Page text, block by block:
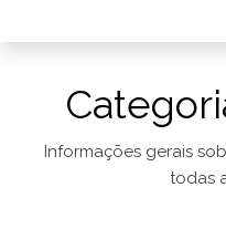
Informações gerais
todas